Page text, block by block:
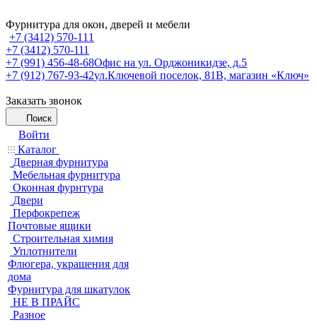
Фурнитура для окон, дверей и мебели
+7 (3412) 570-111
+7 (3412) 570-111
+7 (991) 456-48-68Офис на ул. Орджоникидзе, д.5
+7 (912) 767-93-42ул.Ключевой поселок, 81В, магазин «Ключ»
Заказать звонок
Поиск
Войти
Каталог
Дверная фурнитура
Мебельная фурнитура
Оконная фурнтура
Двери
Перфокрепеж
Почтовые ящики
Строительная химия
Уплотнители
Флюгера, украшения для
дома
Фурнитура для шкатулок
НЕ В ПРАЙС
Разное